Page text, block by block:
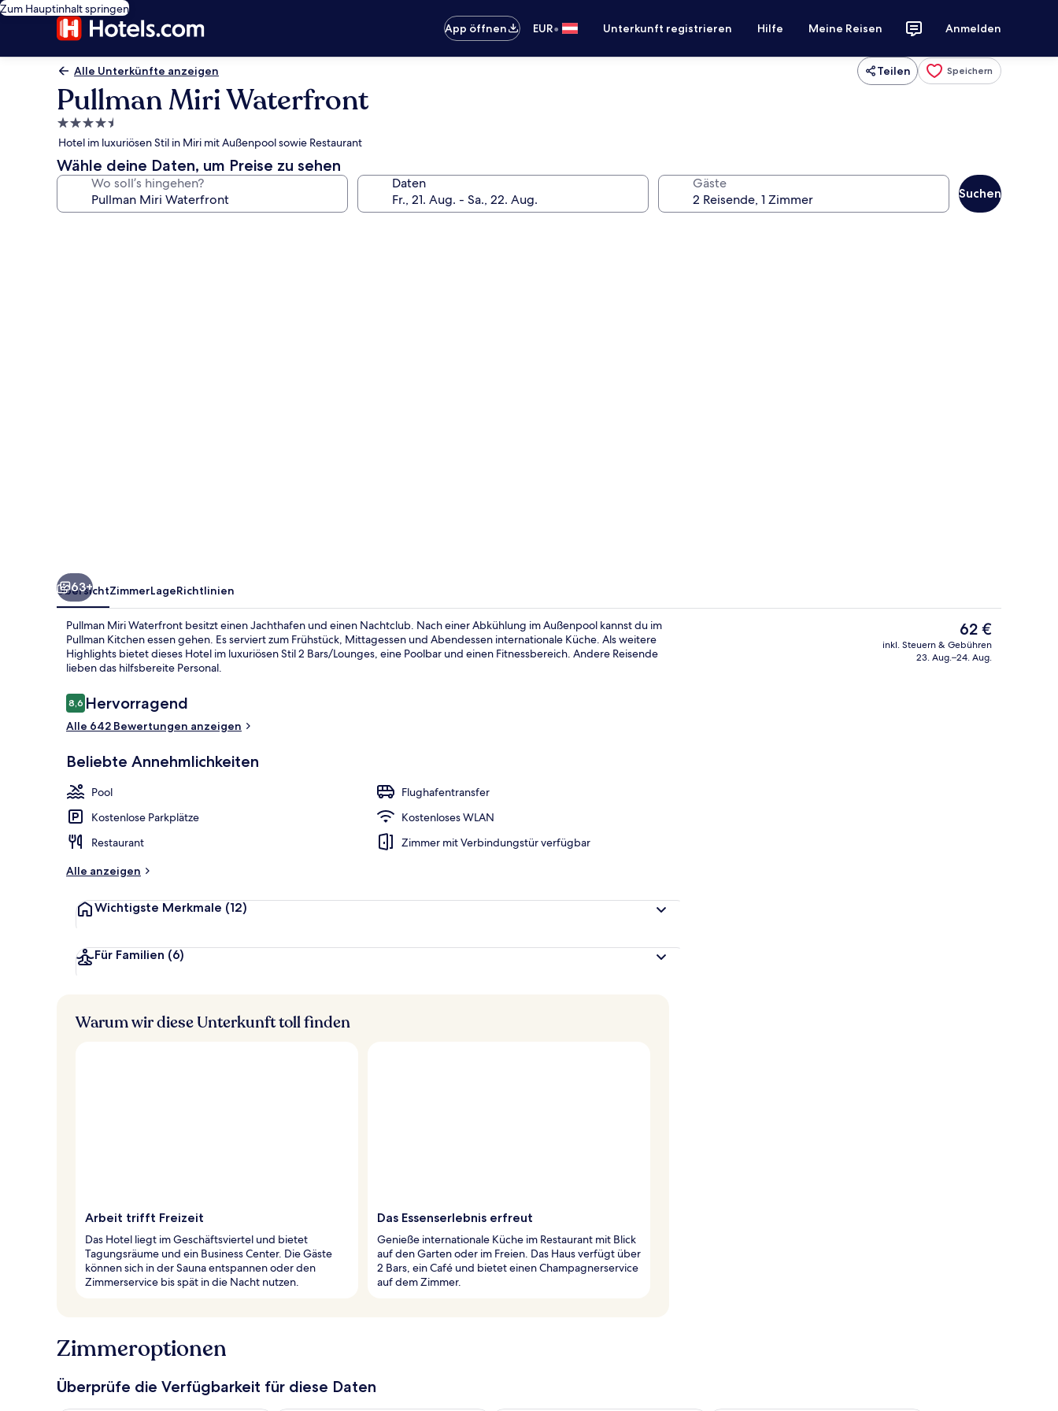
Zum Hauptinhalt springen
App öffnen
EUR• Unterkunft registrieren Hilfe Meine Reisen Anmelden
Alle Unterkünfte anzeigen Teilen Speichern
Pullman Miri Waterfront
4.5-
Sterne-
Unterkunft
Hotel im luxuriösen Stil in Miri mit Außenpool sowie Restaurant
Wähle deine Daten, um Preise zu sehen
Wo soll’s hingehen? Daten Gäste
Suchen
Außenbereich
63+
ÜbersichtZimmerLageRichtlinien
Pullman Miri Waterfront besitzt einen Jachthafen und einen Nachtclub. Nach einer Abkühlung im Außenpool kannst du im
Pullman Kitchen essen gehen. Es serviert zum Frühstück, Mittagessen und Abendessen internationale Küche. Als weitere
Highlights bietet dieses Hotel im luxuriösen Stil 2 Bars/Lounges, eine Poolbar und einen Fitnessbereich. Andere Reisende
lieben das hilfsbereite Personal.
Bewertungen
8,68,6 von 10.
Hervorragend
Alle 642 Bewertungen anzeigen
Beliebte Annehmlichkeiten
Pool
Flughafentransfer
Kostenlose Parkplätze
Kostenloses WLAN
Restaurant
Zimmer mit Verbindungstür verfügbar
Alle anzeigen
Wichtigste Merkmale (12)
Für Familien (6)
Der
aktuelle
Preis
62 €
inkl. Steuern & Gebühren
23. Aug.–24. Aug.
Warum wir diese Unterkunft toll finden
Arbeit trifft Freizeit
Das Hotel liegt im Geschäftsviertel und bietet
Tagungsräume und ein Business Center. Die Gäste
können sich in der Sauna entspannen oder den
Zimmerservice bis spät in die Nacht nutzen.
Das Essenserlebnis erfreut
Genieße internationale Küche im Restaurant mit Blick
auf den Garten oder im Freien. Das Haus verfügt über
2 Bars, ein Café und bietet einen Champagnerservice
auf dem Zimmer.
Zimmeroptionen
Überprüfe die Verfügbarkeit für diese Daten